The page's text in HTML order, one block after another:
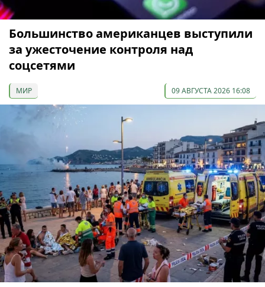
Большинство американцев выступили
за ужесточение контроля над
соцсетями
МИР 09 АВГУСТА 2026 16:08